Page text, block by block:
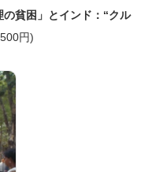
貧困」とインド：“クル
円)